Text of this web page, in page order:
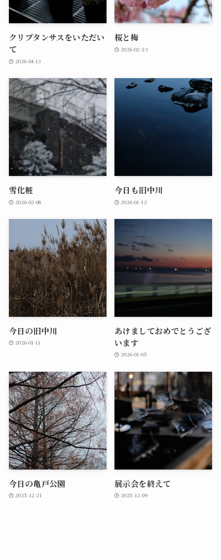
クリプタンサスをいただい
て
2026-04-13
桜と梅
2026-02-23
雪化粧
2026-02-08
今日も旧中川
2026-01-12
今日の旧中川
2026-01-11
あけましておめでとうござ
います
2026-01-05
今日の亀戸公園
2025-12-21
展示会を終えて
2025-12-09